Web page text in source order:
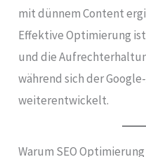
mit dünnem Content
Effektive Optimierung
und die
während sich der
weiterentwickelt.
Warum SEO